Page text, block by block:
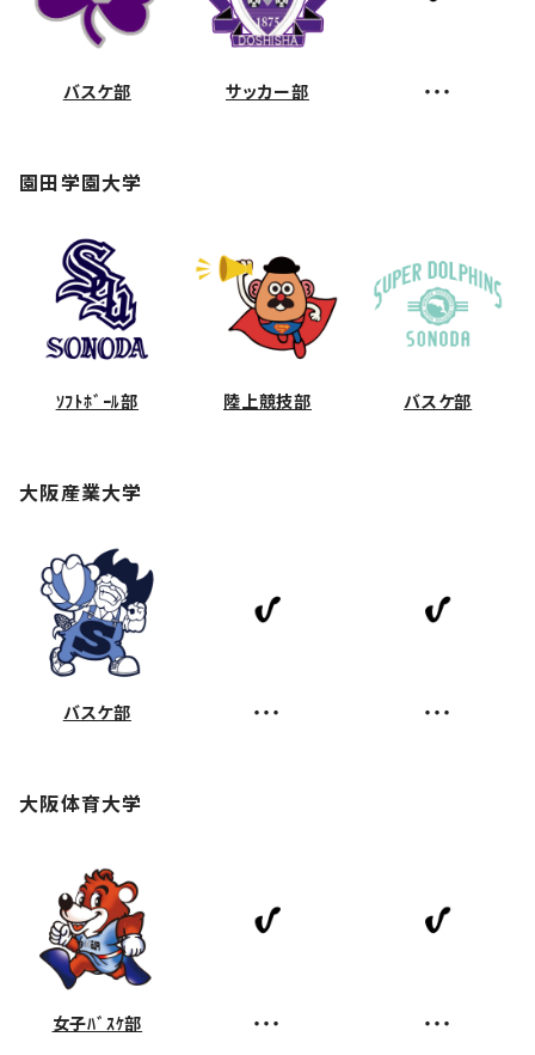
バスケ部 サッカー部 ・・・
園田学園大学
ｿﾌﾄﾎﾞｰﾙ部 陸上競技部 バスケ部
大阪産業大学
バスケ部 ・・・ ・・・
大阪体育大学
女子ﾊﾞｽｹ部 ・・・ ・・・